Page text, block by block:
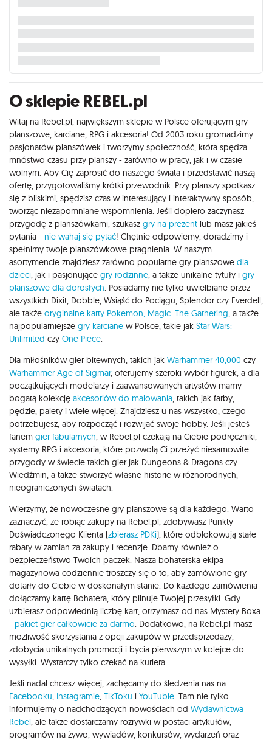
O sklepie REBEL.pl
Witaj na Rebel.pl, największym sklepie w Polsce oferującym gry
planszowe, karciane, RPG i akcesoria! Od 2003 roku gromadzimy
pasjonatów planszówek i tworzymy społeczność, która spędza
mnóstwo czasu przy planszy - zarówno w pracy, jak i w czasie
wolnym. Aby Cię zaprosić do naszego świata i przedstawić naszą
ofertę, przygotowaliśmy krótki przewodnik. Przy planszy spotkasz
się z bliskimi, spędzisz czas w interesujący i interaktywny sposób,
tworząc niezapomniane wspomnienia. Jeśli dopiero zaczynasz
przygodę z planszówkami, szukasz gry na prezent lub masz jakieś
pytania - nie wahaj się pytać! Chętnie odpowiemy, doradzimy i
spełnimy twoje planszówkowe pragnienia. W naszym
asortymencie znajdziesz zarówno popularne gry planszowe dla
dzieci, jak i pasjonujące gry rodzinne, a także unikalne tytuły i gry
planszowe dla dorosłych. Posiadamy nie tylko uwielbiane przez
wszystkich Dixit, Dobble, Wsiąść do Pociągu, Splendor czy Everdell,
ale także oryginalne karty Pokemon, Magic: The Gathering, a także
najpopularniejsze gry karciane w Polsce, takie jak Star Wars:
Unlimited czy One Piece.
Dla miłośników gier bitewnych, takich jak Warhammer 40,000 czy
Warhammer Age of Sigmar, oferujemy szeroki wybór figurek, a dla
początkujących modelarzy i zaawansowanych artystów mamy
bogatą kolekcję akcesoriów do malowania, takich jak farby,
pędzle, palety i wiele więcej. Znajdziesz u nas wszystko, czego
potrzebujesz, aby rozpocząć i rozwijać swoje hobby. Jeśli jesteś
fanem gier fabularnych, w Rebel.pl czekają na Ciebie podręczniki,
systemy RPG i akcesoria, które pozwolą Ci przeżyć niesamowite
przygody w świecie takich gier jak Dungeons & Dragons czy
Wiedźmin, a także stworzyć własne historie w różnorodnych,
nieograniczonych światach.
Wierzymy, że nowoczesne gry planszowe są dla każdego. Warto
zaznaczyć, że robiąc zakupy na Rebel.pl, zdobywasz Punkty
Doświadczonego Klienta (zbierasz PDKi), które odblokowują stałe
rabaty w zamian za zakupy i recenzje. Dbamy również o
bezpieczeństwo Twoich paczek. Nasza bohaterska ekipa
magazynowa codziennie troszczy się o to, aby zamówione gry
dotarły do Ciebie w doskonałym stanie. Do każdego zamówienia
dołączamy kartę Bohatera, który pilnuje Twojej przesyłki. Gdy
uzbierasz odpowiednią liczbę kart, otrzymasz od nas Mystery Boxa
- pakiet gier całkowicie za darmo. Dodatkowo, na Rebel.pl masz
możliwość skorzystania z opcji zakupów w przedsprzedaży,
zdobycia unikalnych promocji i bycia pierwszym w kolejce do
wysyłki. Wystarczy tylko czekać na kuriera.
Jeśli nadal chcesz więcej, zachęcamy do śledzenia nas na
Facebooku, Instagramie, TikToku i YouTubie. Tam nie tylko
informujemy o nadchodzących nowościach od Wydawnictwa
Rebel, ale także dostarczamy rozrywki w postaci artykułów,
programów na żywo, wywiadów, konkursów, wydarzeń oraz